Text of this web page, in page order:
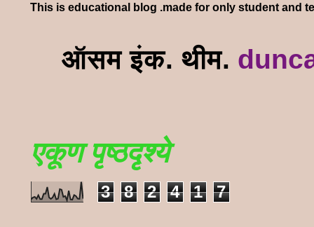
This is educational blog .made for only student and
ऑसम इंक. थीम.
एकूण पृष्ठदृश्ये
3 8 2 4 1 7